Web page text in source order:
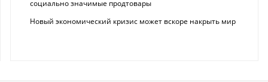
социально значимые продтовары
Новый экономический кризис может вскоре накрыть мир